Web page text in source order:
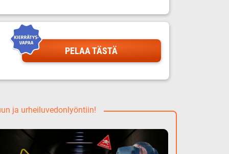
PELAA TÄSTÄ
ja urheiluvedonlyöntiin!